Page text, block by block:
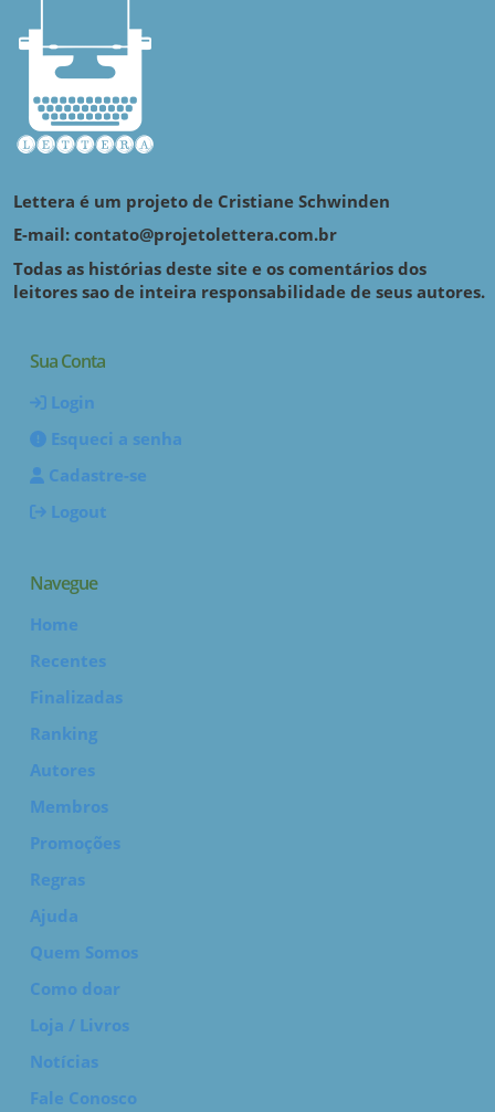
Lettera é um projeto de Cristiane Schwinden
E-mail: contato@projetolettera.com.br
Todas as histórias deste site e os comentários dos
leitores sao de inteira responsabilidade de seus autores.
Sua Conta
Login
Esqueci a senha
Cadastre-se
Logout
Navegue
Home
Recentes
Finalizadas
Ranking
Autores
Membros
Promoções
Regras
Ajuda
Quem Somos
Como doar
Loja / Livros
Notícias
Fale Conosco